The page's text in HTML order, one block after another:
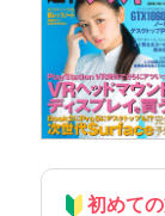
初めて